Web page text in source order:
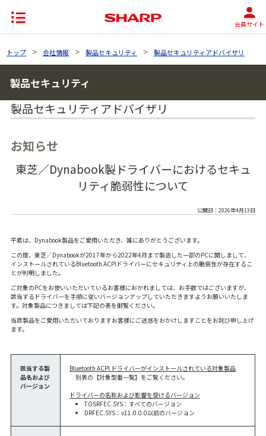
会員サイト
トップ > 会社情報 > 製品セキュリティ > 製品セキュリティアドバイザリ
製品セキュリティ
製品セキュリティアドバイザリ
お知らせ
東芝／Dynabook製ドライバーにおけるセキュ
リティ脆弱性について
公開日：2026年4月13日
平素は、Dynabook製品をご愛用いただき、誠にありがとうございます。
この度、東芝／Dynabookが2017年から2022年4月まで製造した一部のPCに関しまして、
インストールされているBluetooth ACPIドライバーにセキュリティ上の脆弱性が存在するこ
とが判明しました。
ご対象のPCをお使いいただいているお客様におかれましては、お手数ではございますが、
該当するドライバーを手順に従いバージョンアップしていただきますようお願いいたしま
す。対象製品につきましては下記の表を御覧ください。
当該製品をご愛用いただいておりますお客様にご迷惑をおかけしますことをお詫び申し上げ
ます。
該当する製
品名および
バージョン
Bluetooth ACPI ドライバーがインストールされている対象製品
別表の【対象型番一覧】をご覧ください。
ドライバーの名称および影響を受けるバージョン
TOSRFEC.SYS：すべてのバージョン
DRFEC.SYS：v11.0.0.0以前のバージョン